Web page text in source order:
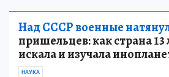
Над СССР военные
пришельцев: как страна 13
искала и изучала
НАУКА